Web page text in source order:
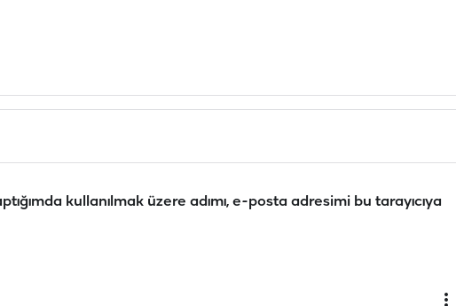
kullanılmak üzere adımı, e-posta adresimi bu tarayıcıya